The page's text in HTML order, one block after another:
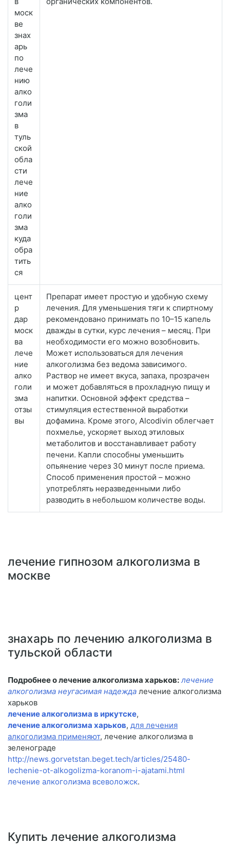
моск
ве
знах
арь
по
лече
нию
алко
голи
зма
в
туль
ской
обла
сти
лече
ние
алко
голи
зма
куда
обра
тить
ся
цент
р
дар
моск
ва
лече
ние
алко
голи
зма
отзы
вы
Препарат имеет простую и удобную схему
лечения. Для уменьшения тяги к спиртному
рекомендовано принимать по 10–15 капель
дважды в сутки, курс лечения – месяц. При
необходимости его можно возобновить.
Может использоваться для лечения
алкоголизма без ведома зависимого.
Раствор не имеет вкуса, запаха, прозрачен
и может добавляться в прохладную пищу и
напитки. Основной эффект средства –
стимуляция естественной выработки
дофамина. Кроме этого, Alcodivin облегчает
похмелье, ускоряет выход этиловых
метаболитов и восстанавливает работу
печени. Капли способны уменьшить
опьянение через 30 минут после приема.
Способ применения простой – можно
употреблять неразведенными либо
разводить в небольшом количестве воды.
лечение гипнозом алкоголизма в
москве
знахарь по лечению алкоголизма в
тульской области
Подробнее о лечение алкоголизма харьков: лечение
алкоголизма неугасимая надежда лечение алкоголизма
харьков
лечение алкоголизма в иркутске,
лечение алкоголизма харьков, для лечения
алкоголизма применяют, лечение алкоголизма в
зеленограде
http://news.gorvetstan.beget.tech/articles/25480-
lechenie-ot-alkogolizma-koranom-i-ajatami.html
лечение алкоголизма всеволожск.
Купить лечение алкоголизма